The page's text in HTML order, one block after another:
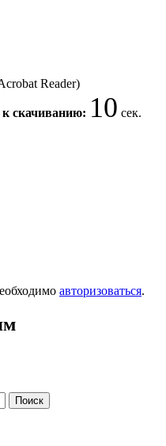
Reader)
к скачиванию: 10 сек.
авторизоваться.